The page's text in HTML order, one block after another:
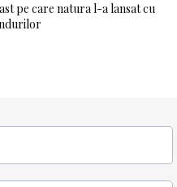
pe care natura l-a lansat cu